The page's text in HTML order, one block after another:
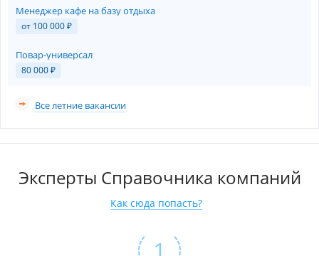
Менеджер кафе на базу отдыха
от 100 000 ₽
Повар-универсал
80 000 ₽
Все летние вакансии
Эксперты Справочника компаний
Как сюда попасть?